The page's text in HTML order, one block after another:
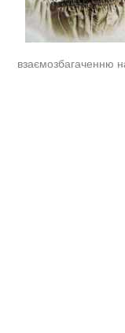
взаємозбагаченню